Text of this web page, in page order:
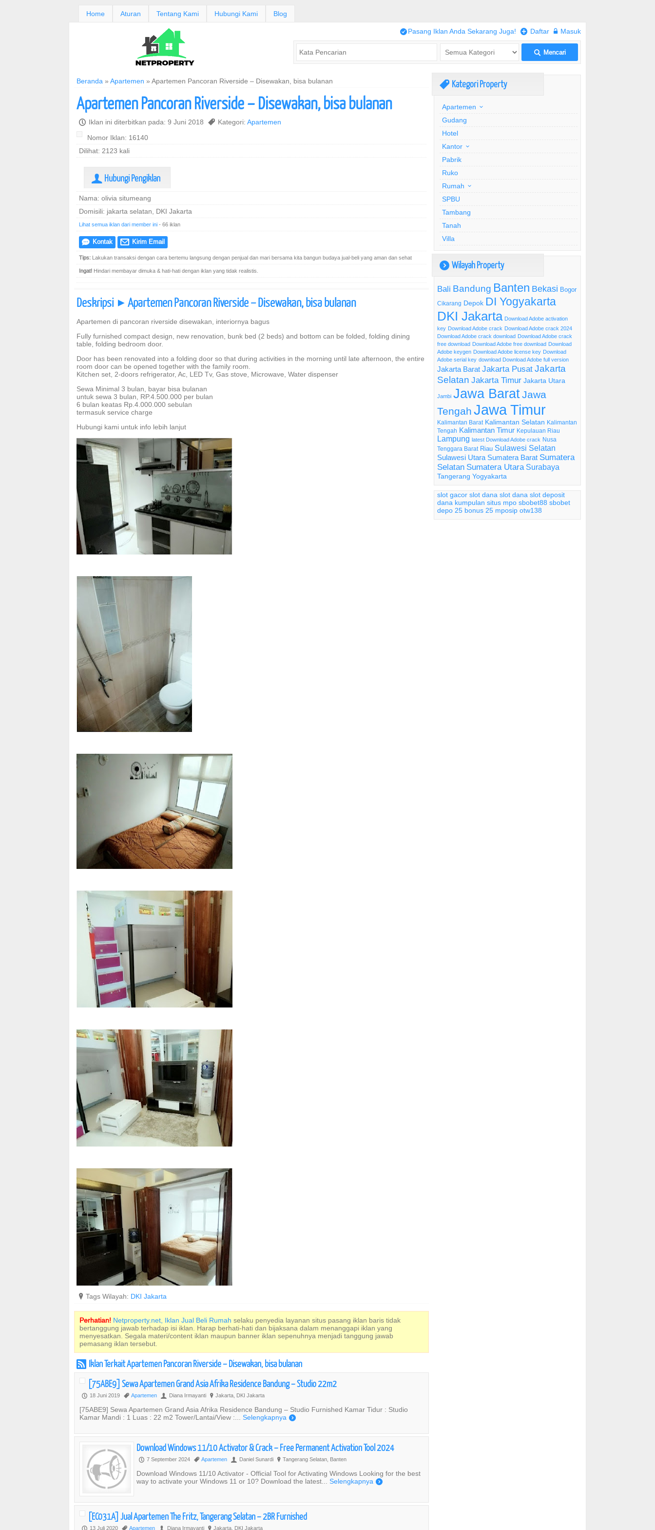
Home Aturan Tentang Kami Hubungi Kami Blog
/Pasang Iklan Anda Sekarang Juga! + Daftar w Masuk
L Mencari
Beranda » Apartemen » Apartemen Pancoran Riverside – Disewakan, bisa bulanan
Apartemen Pancoran Riverside – Disewakan, bisa bulanan
P Iklan ini diterbitkan pada: 9 Juni 2018 , Kategori: Apartemen
Nomor Iklan: 16140
Dilihat: 2123 kali
U Hubungi Pengiklan
Nama: olivia situmeang
Domisili: jakarta selatan, DKI Jakarta
Lihat semua iklan dari member ini - 66 iklan
e Kontak @ Kirim Email
Tips: Lakukan transaksi dengan cara bertemu langsung dengan penjual dan mari bersama kita bangun budaya jual-beli yang aman dan sehat
Ingat! Hindari membayar dimuka & hati-hati dengan iklan yang tidak realistis.
Deskripsi ] Apartemen Pancoran Riverside – Disewakan, bisa bulanan
Apartemen di pancoran riverside disewakan, interiornya bagus
Fully furnished compact design, new renovation, bunk bed (2 beds) and bottom can be folded, folding dining
table, folding bedroom door.
Door has been renovated into a folding door so that during activities in the morning until late afternoon, the entire
room door can be opened together with the family room.
Kitchen set, 2-doors refrigerator, Ac, LED Tv, Gas stove, Microwave, Water dispenser
Sewa Minimal 3 bulan, bayar bisa bulanan
untuk sewa 3 bulan, RP.4.500.000 per bulan
6 bulan keatas Rp.4.000.000 sebulan
termasuk service charge
Hubungi kami untuk info lebih lanjut
? Tags Wilayah: DKI Jakarta
Perhatian! Netproperty.net, Iklan Jual Beli Rumah selaku penyedia layanan situs pasang iklan baris tidak
bertanggung jawab terhadap isi iklan. Harap berhati-hati dan bijaksana dalam menanggapi iklan yang
menyesatkan. Segala materi/content iklan maupun banner iklan sepenuhnya menjadi tanggung jawab
pemasang iklan tersebut.
r Iklan Terkait Apartemen Pancoran Riverside – Disewakan, bisa bulanan
[75ABE9] Sewa Apartemen Grand Asia Afrika Residence Bandung – Studio 22m2
P 18 Juni 2019 , Apartemen U Diana Irmayanti ? Jakarta, DKI Jakarta
[75ABE9] Sewa Apartemen Grand Asia Afrika Residence Bandung – Studio Furnished Kamar Tidur : Studio
Kamar Mandi : 1 Luas : 22 m2 Tower/Lantai/View :... Selengkapnya )
Download Windows 11/10 Activator & Crack – Free Permanent Activation Tool 2024
P 7 September 2024 , Apartemen U Daniel Sunardi ? Tangerang Selatan, Banten
Download Windows 11/10 Activator - Official Tool for Activating Windows Looking for the best
way to activate your Windows 11 or 10? Download the latest... Selengkapnya )
[EC031A] Jual Apartemen The Fritz, Tangerang Selatan – 2BR Furnished
P 13 Juli 2020 , Apartemen U Diana Irmayanti ? Jakarta, DKI Jakarta
, Kategori Property
Apartemen
Gudang
Hotel
Kantor
Pabrik
Ruko
Rumah
SPBU
Tambang
Tanah
Villa
) Wilayah Property
Bali Bandung Banten Bekasi Bogor
Cikarang Depok DI Yogyakarta
DKI Jakarta Download Adobe activation
key Download Adobe crack Download Adobe crack 2024
Download Adobe crack download Download Adobe crack
free download Download Adobe free download Download
Adobe keygen Download Adobe license key Download
Adobe serial key download Download Adobe full version
Jakarta Barat Jakarta Pusat Jakarta
Selatan Jakarta Timur Jakarta Utara
Jambi Jawa BaratJawa
Tengah Jawa Timur
Kalimantan Barat Kalimantan Selatan Kalimantan
Tengah Kalimantan Timur Kepulauan Riau
Lampung latest Download Adobe crack Nusa
Tenggara Barat Riau Sulawesi Selatan
Sulawesi Utara Sumatera Barat Sumatera
Selatan Sumatera Utara Surabaya
Tangerang Yogyakarta
slot gacor slot dana slot dana slot deposit
dana kumpulan situs mpo sbobet88 sbobet
depo 25 bonus 25 mposip otw138